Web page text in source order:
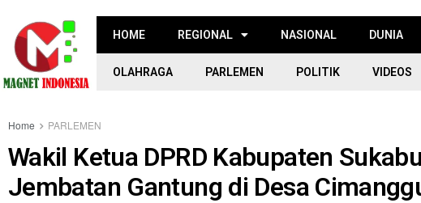
HOME REGIONAL NASIONAL DUNIA
OLAHRAGA PARLEMEN POLITIK VIDEOS
Home PARLEMEN
Wakil Ketua DPRD Kabupaten
Jembatan Gantung di Desa